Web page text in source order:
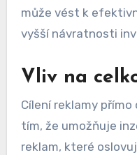
může vést k
vyšší návratnosti
Vliv na
Cílení reklamy
tím, že umožňuje
reklam, které